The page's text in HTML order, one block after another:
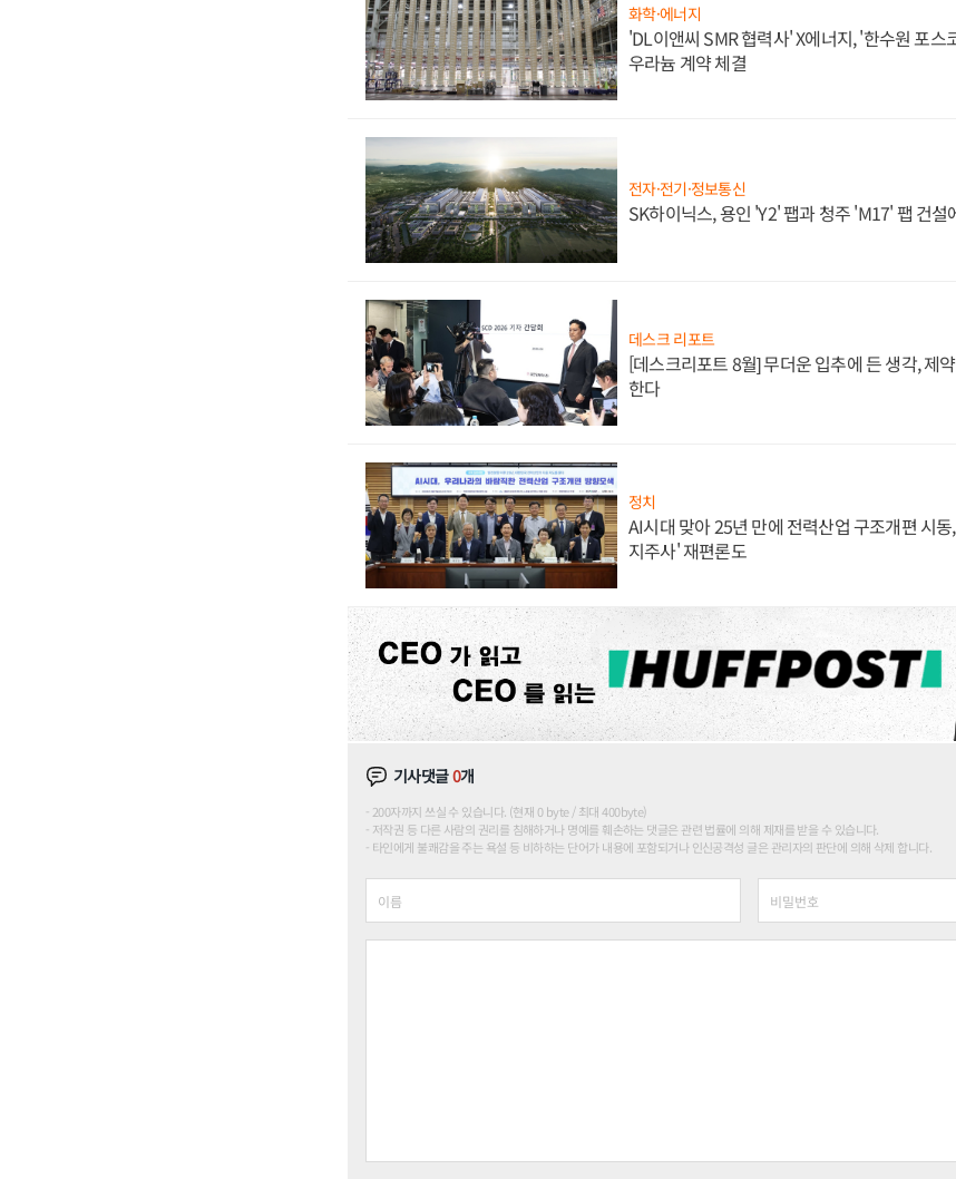
화학·에너지
'DL이앤씨 SMR 협력사' X에너지, '한수원 포
우라늄 계약 체결
전자·전기·정보통신
SK하이닉스, 용인 'Y2' 팹과 청주 'M17' 팹 건설
데스크 리포트
[데스크리포트 8월] 무더운 입추에 든 생각, 제
한다
정치
AI시대 맞아 25년 만에 전력산업 구조개편 시
지주사' 재편론도
기사댓글0개
200자까지 쓰실 수 있습니다. (현재 0 byte / 최대 400byte)
저작권 등 다른 사람의 권리를 침해하거나 명예를 훼손하는 댓글은 관련 법률에 의해 제재를 받을 수 있습니다.
타인에게 불쾌감을 주는 욕설 등 비하하는 단어가 내용에 포함되거나 인신공격성 글은 관리자의 판단에 의해 삭제 합니다.